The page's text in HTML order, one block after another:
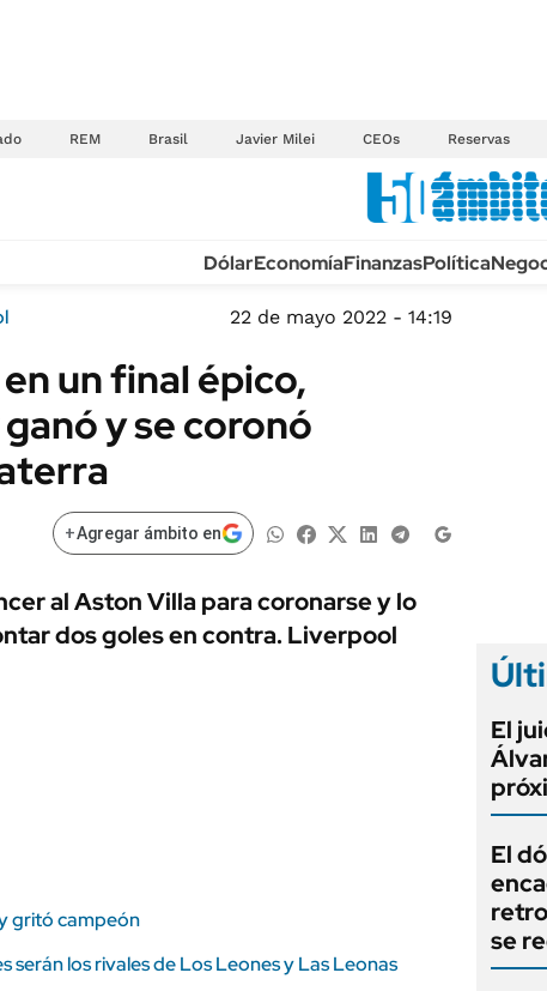
REM Brasil Javier Milei CEOs Reservas
ENERGY REPORT
POLÍTICA
TECNOLOGÍA
MÉXICO
MUNDO
INFORMACIÓN GENERAL
AUTOS
DólarEconomíaFinanzasPolítica
22 de mayo 2022 - 14:19
un final épico,
y se coronó
+Agregar ámbito en
al Aston Villa para coronarse y lo
dos goles en contra. Liverpool
gritó campeón
serán los rivales de Los Leones y Las Leonas
El
El
se